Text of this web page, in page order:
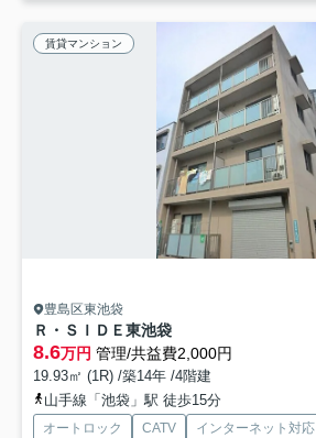
賃貸マンション
豊島区東池袋
Ｒ・ＳＩＤＥ東池袋
8.6万円 管理/共益費2,000円
19.93㎡ (1R) /築14年 /4階建
山手線「池袋」駅 徒歩15分
オートロック CATV インターネット対応